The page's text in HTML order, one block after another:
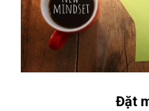
Đặt